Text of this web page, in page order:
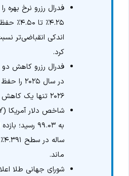
فدرال رزرو نرخ بهره
۴.۲۵٪ تا
اندکی انقباضی‌تر
کرد.
فدرال رزرو کاهش دو
در سال
۲۰۲۶ تنها یک کاهش را پیش‌بینی کرد.
ماند.
شورای جهانی طلا